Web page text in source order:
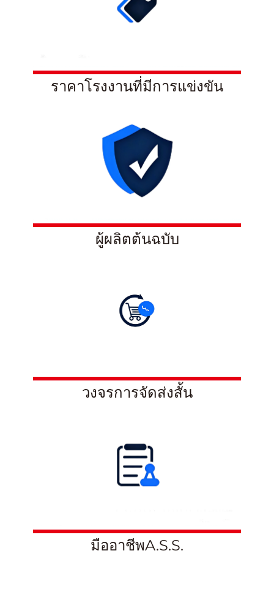
ราคาโรงงานที่มีการแข่งขัน
ผู้ผลิตต้นฉบับ
วงจรการจัดส่งสั้น
มืออาชีพA.S.S.